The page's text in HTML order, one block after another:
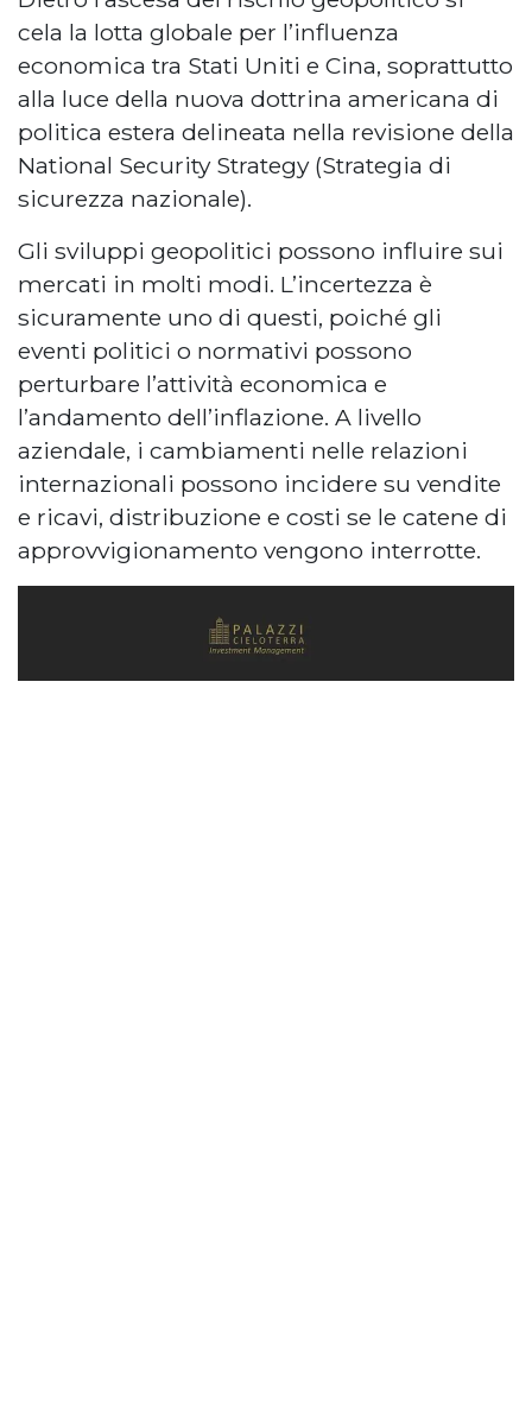
cela la lotta globale per l’influenza
economica tra Stati Uniti e Cina, soprattutto
alla luce della nuova dottrina americana di
politica estera delineata nella revisione della
National Security Strategy (Strategia di
sicurezza nazionale).
Gli sviluppi geopolitici possono influire sui
mercati in molti modi. L’incertezza è
sicuramente uno di questi, poiché gli
eventi politici o normativi possono
perturbare l’attività economica e
l’andamento dell’inflazione. A livello
aziendale, i cambiamenti nelle relazioni
internazionali possono incidere su vendite
e ricavi, distribuzione e costi se le catene di
approvvigionamento vengono interrotte.